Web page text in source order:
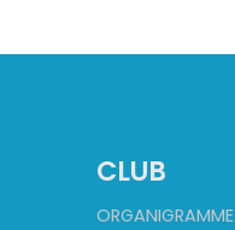
CLUB
ORGANIGRAMME